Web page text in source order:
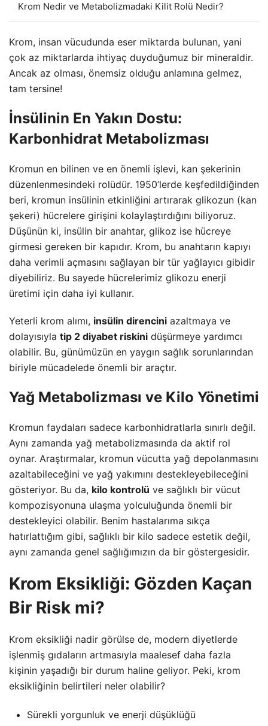
Krom Nedir ve Metabolizmadaki Kilit Rolü Nedir?
Krom, insan vücudunda eser miktarda bulunan, yani
çok az miktarlarda ihtiyaç duyduğumuz bir mineraldir.
Ancak az olması, önemsiz olduğu anlamına gelmez,
tam tersine!
İnsülinin En Yakın Dostu:
Karbonhidrat Metabolizması
Kromun en bilinen ve en önemli işlevi, kan şekerinin
düzenlenmesindeki rolüdür. 1950’lerde keşfedildiğinden
beri, kromun insülinin etkinliğini artırarak glikozun (kan
şekeri) hücrelere girişini kolaylaştırdığını biliyoruz.
Düşünün ki, insülin bir anahtar, glikoz ise hücreye
girmesi gereken bir kapıdır. Krom, bu anahtarın kapıyı
daha verimli açmasını sağlayan bir tür yağlayıcı gibidir
diyebiliriz. Bu sayede hücrelerimiz glikozu enerji
üretimi için daha iyi kullanır.
Yeterli krom alımı, insülin direncini azaltmaya ve
dolayısıyla tip 2 diyabet riskini düşürmeye yardımcı
olabilir. Bu, günümüzün en yaygın sağlık sorunlarından
biriyle mücadelede önemli bir araçtır.
Yağ Metabolizması ve Kilo Yönetimi
Kromun faydaları sadece karbonhidratlarla sınırlı değil.
Aynı zamanda yağ metabolizmasında da aktif rol
oynar. Araştırmalar, kromun vücutta yağ depolanmasını
azaltabileceğini ve yağ yakımını destekleyebileceğini
gösteriyor. Bu da, kilo kontrolü ve sağlıklı bir vücut
kompozisyonuna ulaşma yolculuğunda önemli bir
destekleyici olabilir. Benim hastalarıma sıkça
hatırlattığım gibi, sağlıklı bir kilo sadece estetik değil,
aynı zamanda genel sağlığımızın da bir göstergesidir.
Krom Eksikliği: Gözden Kaçan
Bir Risk mi?
Krom eksikliği nadir görülse de, modern diyetlerde
işlenmiş gıdaların artmasıyla maalesef daha fazla
kişinin yaşadığı bir durum haline geliyor. Peki, krom
eksikliğinin belirtileri neler olabilir?
Sürekli yorgunluk ve enerji düşüklüğü